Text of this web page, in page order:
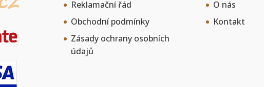
Reklamační řád
Obchodní podmínky
Zásady ochrany osobních
údajů
O nás
Kontakt